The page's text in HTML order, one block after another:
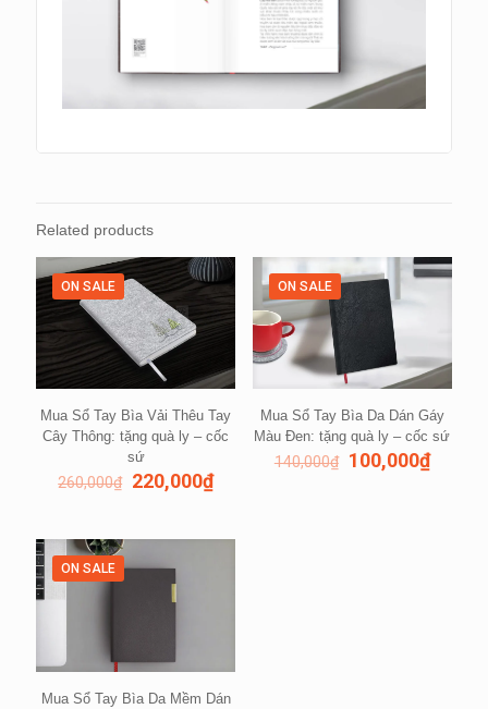
Related products
ON SALE
Mua Sổ Tay Bìa Vải Thêu Tay
Cây Thông: tặng quà ly – cốc
sứ
260,000₫ 220,000₫
ON SALE
Mua Sổ Tay Bìa Da Dán Gáy
Màu Đen: tặng quà ly – cốc sứ
140,000₫ 100,000₫
ON SALE
Mua Sổ Tay Bìa Da Mềm Dán